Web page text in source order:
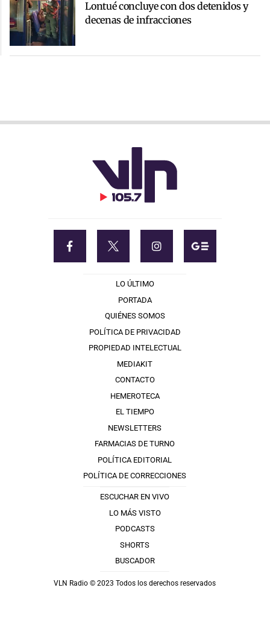
Lontué concluye con dos detenidos y
decenas de infracciones
LO ÚLTIMO
PORTADA
QUIÉNES SOMOS
POLÍTICA DE PRIVACIDAD
PROPIEDAD INTELECTUAL
MEDIAKIT
CONTACTO
HEMEROTECA
EL TIEMPO
NEWSLETTERS
FARMACIAS DE TURNO
POLÍTICA EDITORIAL
POLÍTICA DE CORRECCIONES
ESCUCHAR EN VIVO
LO MÁS VISTO
PODCASTS
SHORTS
BUSCADOR
VLN Radio © 2023 Todos los derechos reservados